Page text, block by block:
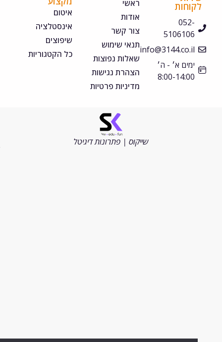
052-
5106106
info@3144.co.il
ימים א׳ - ה׳
8:00-14:00
צור קשר
תנאי שימוש
שאלות נפוצות
הצהרת נגישות
מדיניות פרטיות
אינסטלציה
שיפוצים
כל הקטגוריות
שייקוס | פתרונות דיגיטל
שמורות